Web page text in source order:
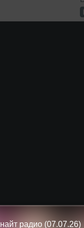
радио (07.07.26)